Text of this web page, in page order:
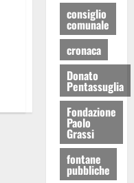
consiglio
comunale
cronaca
Donato
Pentassuglia
Fondazione
Paolo
Grassi
fontane
pubbliche